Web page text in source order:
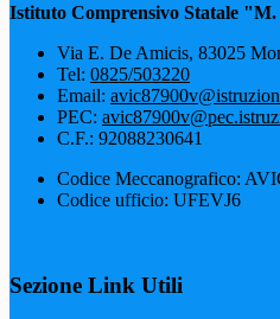
Istituto Comprensivo Statale
Via E. De Amicis, 83025
Tel: 0825/503220
Email:
PEC:
C.F.: 92088230641
Codice Meccanografico:
Codice ufficio: UFEVJ6
Sezione Link Utili